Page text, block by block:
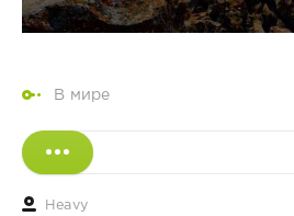
В мире
Heavy